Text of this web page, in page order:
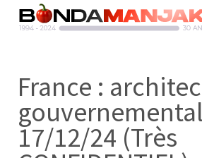
France :
17/12/24 (Très